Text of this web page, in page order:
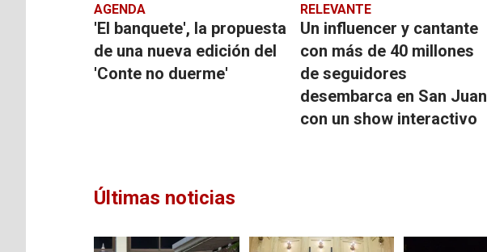
AGENDA
'El banquete', la propuesta
de una nueva edición del
'Conte no duerme'
RELEVANTE
Un influencer y cantante
con más de 40 millones
de seguidores
desembarca en San Juan
con un show interactivo
Últimas noticias